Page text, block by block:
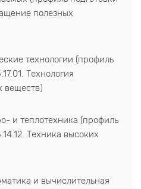
полезных
технологии (профиль
Технология
веществ)
и теплотехника (профиль
Техника высоких
и вычислительная